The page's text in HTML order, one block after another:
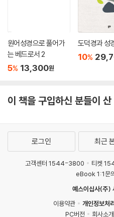
원어성경으로 풀어가
는 베드로서 2
5% 13,300원
도덕경과 성
10%
이 책을 구입하신 분들이
로그인 최근
고객센터 1544-3800 티켓
eBook 1:1문
예스이십사(주)
이용약관
개인정보처
PC버전
회사소개